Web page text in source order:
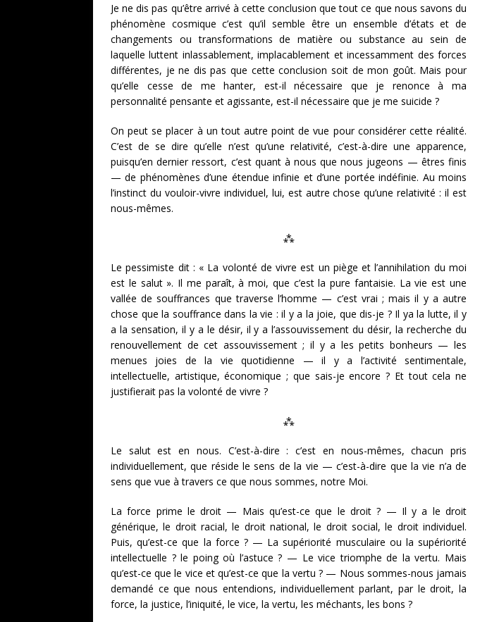
Je ne dis pas qu’être arrivé à cette conclusion que tout ce que nous savons du
phénomène cosmique c’est qu’il semble être un ensemble d’états et de
changements ou transformations de matière ou substance au sein de
laquelle luttent inlassablement, implacablement et incessamment des forces
différentes, je ne dis pas que cette conclusion soit de mon goût. Mais pour
qu’elle cesse de me hanter, est-il nécessaire que je renonce à ma
personnalité pensante et agissante, est-il nécessaire que je me suicide ?
On peut se placer à un tout autre point de vue pour considérer cette réalité.
C’est de se dire qu’elle n’est qu’une relativité, c’est-à-dire une apparence,
puisqu’en dernier ressort, c’est quant à nous que nous jugeons — êtres finis
— de phénomènes d’une étendue infinie et d’une portée indéfinie. Au moins
l’instinct du vouloir-vivre individuel, lui, est autre chose qu’une relativité : il est
nous-mêmes.
⁂
Le pessimiste dit : « La volonté de vivre est un piège et l’annihilation du moi
est le salut ». Il me paraît, à moi, que c’est la pure fantaisie. La vie est une
vallée de souffrances que traverse l’homme — c’est vrai ; mais il y a autre
chose que la souffrance dans la vie : il y a la joie, que dis-je ? Il ya la lutte, il y
a la sensation, il y a le désir, il y a l’assouvissement du désir, la recherche du
renouvellement de cet assouvissement ; il y a les petits bonheurs — les
menues joies de la vie quotidienne — il y a l’activité sentimentale,
intellectuelle, artistique, économique ; que sais-je encore ? Et tout cela ne
justifierait pas la volonté de vivre ?
⁂
Le salut est en nous. C’est-à-dire : c’est en nous-mêmes, chacun pris
individuellement, que réside le sens de la vie — c’est-à-dire que la vie n’a de
sens que vue à travers ce que nous sommes, notre Moi.
La force prime le droit — Mais qu’est-ce que le droit ? — Il y a le droit
générique, le droit racial, le droit national, le droit social, le droit individuel.
Puis, qu’est-ce que la force ? — La supériorité musculaire ou la supériorité
intellectuelle ? le poing où l’astuce ? — Le vice triomphe de la vertu. Mais
qu’est-ce que le vice et qu’est-ce que la vertu ? — Nous sommes-nous jamais
demandé ce que nous entendions, individuellement parlant, par le droit, la
force, la justice, l’iniquité, le vice, la vertu, les méchants, les bons ?